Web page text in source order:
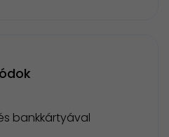
bankkártyával